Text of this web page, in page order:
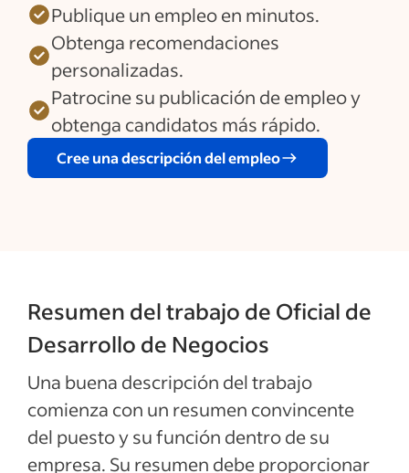
Publique un empleo en minutos.
Obtenga recomendaciones
personalizadas.
Patrocine su publicación de empleo y
obtenga candidatos más rápido.
Cree una descripción del empleo
Resumen del trabajo de Oficial de
Desarrollo de Negocios
Una buena descripción del trabajo
comienza con un resumen convincente
del puesto y su función dentro de su
empresa. Su resumen debe proporcionar